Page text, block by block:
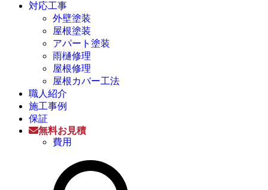
対応工事
外壁塗装
屋根塗装
アパート塗装
雨樋修理
屋根修理
屋根カバー工法
職人紹介
施工事例
保証
無料お見積
費用